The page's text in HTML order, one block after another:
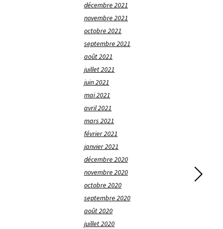
décembre 2021
novembre 2021
octobre 2021
septembre 2021
août 2021
juillet 2021
juin 2021
mai 2021
avril 2021
mars 2021
février 2021
janvier 2021
décembre 2020
novembre 2020
octobre 2020
septembre 2020
août 2020
juillet 2020